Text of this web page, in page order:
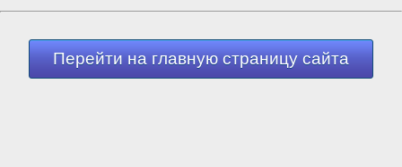
и ЕС|Россия и Украина
Перейти на главную страницу сайта